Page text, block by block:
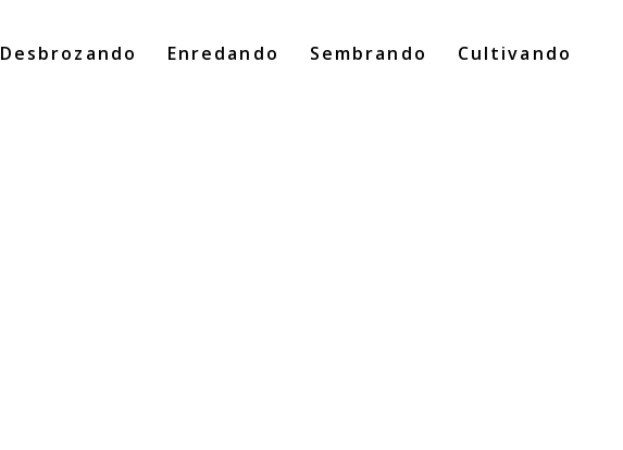
Desbrozando Enredando Sembrando Cultivando